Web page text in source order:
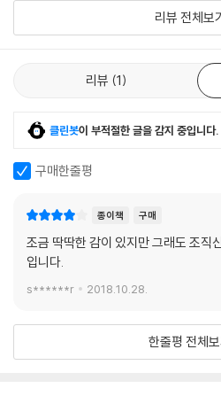
저자의 글 안에는 개혁파 신학을 향한 자
이 넘쳐난다. 그 사랑 안에서 우리는 우
듯 주님의 교회를 섬겨야 하며, 따라서
통적이고 오래되었지만 편협한 우리의
만나야 한다. 당신이 잡은 바로 이 책으로
이정규 (시광교회 담임목사)
회 공동체 안에서 사도신경을 통해 고
리뷰 전체보기
리뷰 1
클린봇이 부적절한 글을 감지 중입니다.
구매한줄평
종이책 구매
조금 딱딱한 감이 있지만 그래도 조직
입니다.
s******r 2018.10.28.
한줄평 전체보